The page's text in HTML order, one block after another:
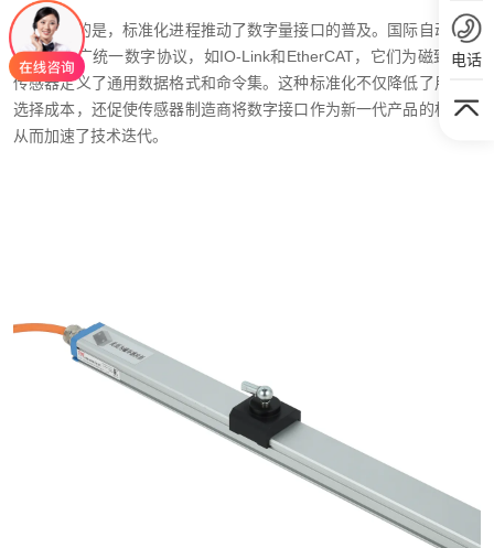
不容忽视的是，标准化进程推动了数字量接口的普及。国际自动化组
织正在推广统一数字协议，如IO-Link和EtherCAT，它们为磁致伸缩
传感器定义了通用数据格式和命令集。这种标准化不仅降低了用户的
选择成本，还促使传感器制造商将数字接口作为新一代产品的标配，
从而加速了技术迭代。
电话